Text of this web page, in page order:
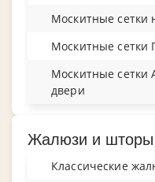
Москитные сетки
Москитные сетки
Москитные сетки
двери
Жалюзи и шторы
Классические